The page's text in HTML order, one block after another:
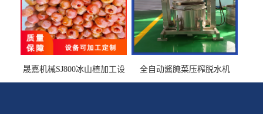
晟嘉机械SJ800冰山楂加工设
备 山楂浸糖机设备
全自动酱腌菜压榨脱水机